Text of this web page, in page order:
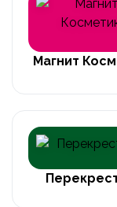
Магнит